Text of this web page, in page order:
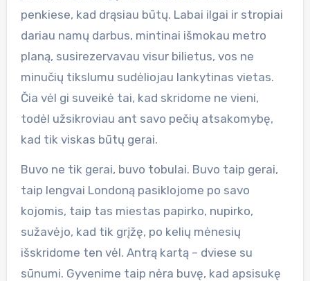
penkiese, kad drąsiau būtų. Labai ilgai ir stropiai
dariau namų darbus, mintinai išmokau metro
planą, susirezervavau visur bilietus, vos ne
minučių tikslumu sudėliojau lankytinas vietas.
Čia vėl gi suveikė tai, kad skridome ne vieni,
todėl užsikroviau ant savo pečių atsakomybę,
kad tik viskas būtų gerai.
Buvo ne tik gerai, buvo tobulai. Buvo taip gerai,
taip lengvai Londoną pasiklojome po savo
kojomis, taip tas miestas papirko, nupirko,
sužavėjo, kad tik grįžę, po kelių mėnesių
išskridome ten vėl. Antrą kartą – dviese su
sūnumi. Gyvenime taip nėra buvę, kad apsisukę